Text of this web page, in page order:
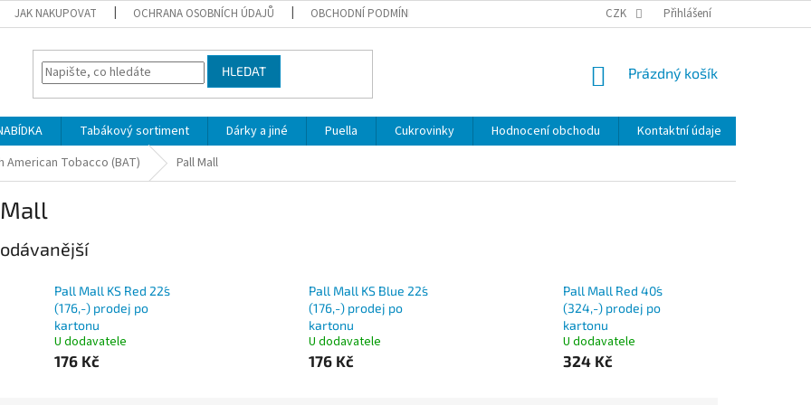
JAK NAKUPOVAT OCHRANA OSOBNÍCH ÚDAJŮ OBCHODNÍ PODMÍNKY BEZPEČNOSTÍ UPOZORNĚNÍ K NÁMI VYRÁBENÝM SVÍČKÁM
CZK Přihlášení
HLEDAT
NÁKUPNÍ
Prázdný košík
Tabákový sortiment Dárky a jiné Puella Cukrovinky Hodnocení obchodu Kontaktní údaje
American Tobacco (BAT) Pall Mall
Pall Mall KS Red 22´s
(176,-) prodej po
kartonu
U dodavatele
176 Kč
Pall Mall KS Blue 22´s
(176,-) prodej po
kartonu
U dodavatele
176 Kč
Pall Mall Red 40´s
(324,-) prodej po
kartonu
U dodavatele
324 Kč